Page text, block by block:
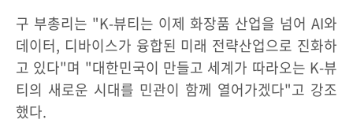
구 부총리는 "K-뷰티는 이제 화장품 산업을 넘어 AI와
데이터, 디바이스가 융합된 미래 전략산업으로 진화하
고 있다"며 "대한민국이 만들고 세계가 따라오는 K-뷰
티의 새로운 시대를 민관이 함께 열어가겠다"고 강조
했다.